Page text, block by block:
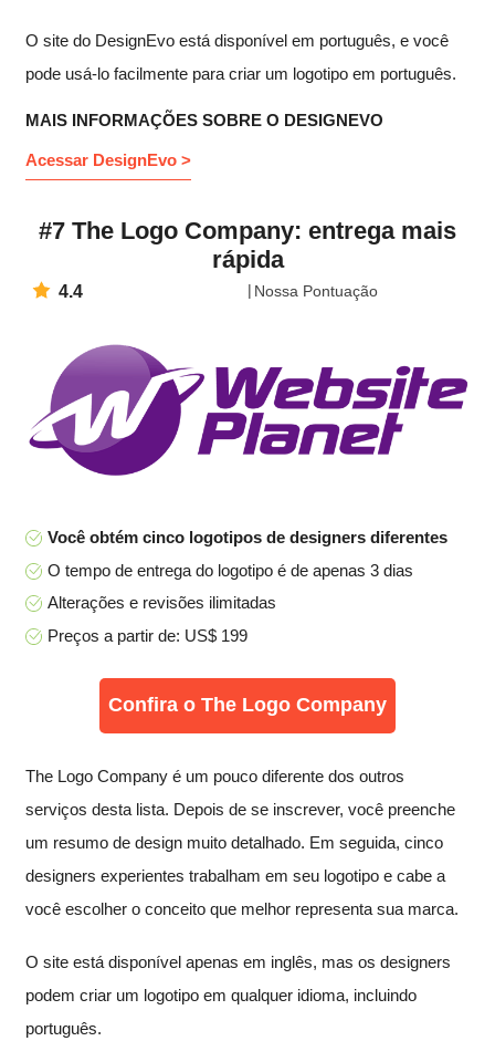
O site do DesignEvo está disponível em português, e você
pode usá-lo facilmente para criar um logotipo em português.
MAIS INFORMAÇÕES SOBRE O DESIGNEVO
Acessar DesignEvo >
#7 The Logo Company: entrega mais
rápida
4.4 Nossa Pontuação
Você obtém cinco logotipos de designers diferentes
O tempo de entrega do logotipo é de apenas 3 dias
Alterações e revisões ilimitadas
Preços a partir de: US$ 199
Confira o The Logo Company
The Logo Company é um pouco diferente dos outros
serviços desta lista. Depois de se inscrever, você preenche
um resumo de design muito detalhado. Em seguida, cinco
designers experientes trabalham em seu logotipo e cabe a
você escolher o conceito que melhor representa sua marca.
O site está disponível apenas em inglês, mas os designers
podem criar um logotipo em qualquer idioma, incluindo
português.